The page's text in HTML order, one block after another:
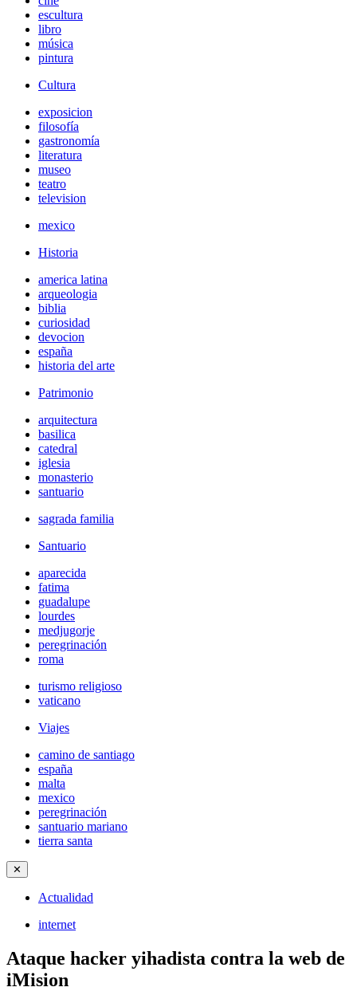
escultura
libro
música
pintura
Cultura
exposicion
filosofía
gastronomía
literatura
museo
teatro
television
mexico
Historia
america latina
arqueologia
biblia
curiosidad
devocion
españa
historia del arte
Patrimonio
arquitectura
basilica
catedral
iglesia
monasterio
santuario
sagrada familia
Santuario
aparecida
fatima
guadalupe
lourdes
medjugorje
peregrinación
roma
turismo religioso
vaticano
Viajes
camino de santiago
españa
malta
mexico
peregrinación
santuario mariano
tierra santa
✕
Actualidad
internet
Ataque hacker yihadista contra la web de
iMision